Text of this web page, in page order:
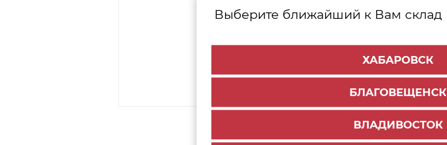
Выберите ближайший к Вам склад
ХАБАРОВСК
БЛАГОВЕЩЕНСК
ВЛАДИВОСТОК